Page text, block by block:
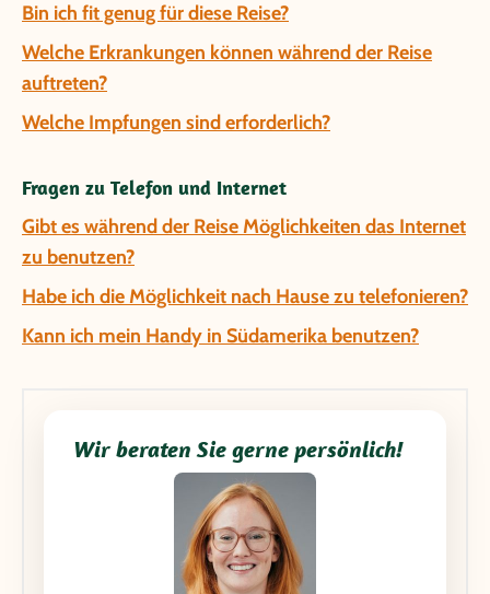
Bin ich fit genug für diese Reise?
Welche Erkrankungen können während der Reise
auftreten?
Welche Impfungen sind erforderlich?
Fragen zu Telefon und Internet
Gibt es während der Reise Möglichkeiten das Internet
zu benutzen?
Habe ich die Möglichkeit nach Hause zu telefonieren?
Kann ich mein Handy in Südamerika benutzen?
Wir beraten Sie gerne persönlich!